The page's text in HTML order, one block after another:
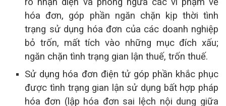
hóa đơn, góp phần ngăn chặn kịp thời tình
trạng sử dụng hóa đơn của các doanh nghiệp
bỏ trốn, mất tích vào những mục đích xấu;
ngăn chặn tình trạng gian lận thuế, trốn thuế.
Sử dụng hóa đơn điện tử góp phần khắc phục
được tình trạng gian lận sử dụng bất hợp pháp
hóa đơn (lập hóa đơn sai lệch nội dung giữa